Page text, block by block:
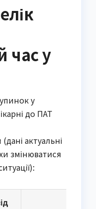
час у
у
до ПАТ
актуальні
змінюватися